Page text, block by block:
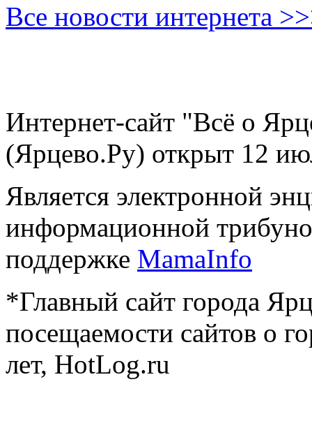
Все новости интернета
Интернет-сайт "Всё о
(Ярцево.Ру) открыт 12
Является электронной
информационной
поддержке MamaInfo
*Главный сайт города
посещаемости сайтов о
лет, HotLog.ru